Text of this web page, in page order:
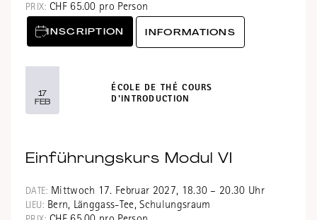
PRIX: CHF 65.00 pro Person
INSCRIPTION INFORMATIONS
17
FEB
ÉCOLE DE THÉ COURS
D'INTRODUCTION
Einführungskurs Modul VI
DATE: Mittwoch 17. Februar 2027, 18.30 – 20.30 Uhr
LIEU: Bern, Länggass-Tee, Schulungsraum